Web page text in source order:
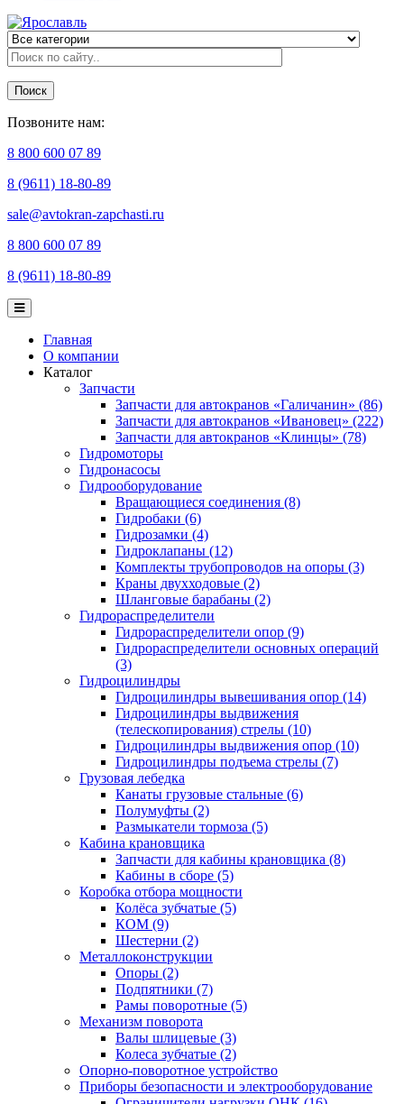
Поиск
Позвоните нам:
8 800 600 07 89
8 (9611) 18-80-89
sale@avtokran-zapchasti.ru
8 800 600 07 89
8 (9611) 18-80-89
Главная
О компании
Каталог
Запчасти
Запчасти для автокранов «Галичанин» (86)
Запчасти для автокранов «Ивановец» (222)
Запчасти для автокранов «Клинцы» (78)
Гидромоторы
Гидронасосы
Гидрооборудование
Вращающиеся соединения (8)
Гидробаки (6)
Гидрозамки (4)
Гидроклапаны (12)
Комплекты трубопроводов на опоры (3)
Краны двухходовые (2)
Шланговые барабаны (2)
Гидрораспределители
Гидрораспределители опор (9)
Гидрораспределители основных операций
(3)
Гидроцилиндры
Гидроцилиндры вывешивания опор (14)
Гидроцилиндры выдвижения
(телескопирования) стрелы (10)
Гидроцилиндры выдвижения опор (10)
Гидроцилиндры подъема стрелы (7)
Грузовая лебедка
Канаты грузовые стальные (6)
Полумуфты (2)
Размыкатели тормоза (5)
Кабина крановщика
Запчасти для кабины крановщика (8)
Кабины в сборе (5)
Коробка отбора мощности
Колёса зубчатые (5)
КОМ (9)
Шестерни (2)
Металлоконструкции
Опоры (2)
Подпятники (7)
Рамы поворотные (5)
Механизм поворота
Валы шлицевые (3)
Колеса зубчатые (2)
Опорно-поворотное устройство
Приборы безопасности и электрооборудование